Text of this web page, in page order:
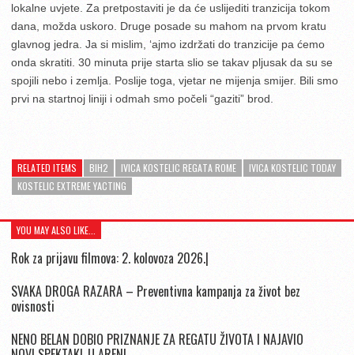
lokalne uvjete. Za pretpostaviti je da će uslijediti tranzicija tokom
dana, možda uskoro. Druge posade su mahom na prvom kratu
glavnog jedra. Ja si mislim, ‘ajmo izdržati do tranzicije pa ćemo
onda skratiti. 30 minuta prije starta slio se takav pljusak da su se
spojili nebo i zemlja. Poslije toga, vjetar ne mijenja smijer. Bili smo
prvi na startnoj liniji i odmah smo počeli “gaziti” brod.
RELATED ITEMS BIH2 IVICA KOSTELIC REGATA ROME
IVICA KOSTELIC TODAY
KOSTELIC EXTREME YACTING
YOU MAY ALSO LIKE...
Rok za prijavu filmova: 2. kolovoza 2026.|
SVAKA DROGA RAZARA – Preventivna kampanja za život bez
ovisnosti
NENO BELAN DOBIO PRIZNANJE ZA REGATU ŽIVOTA I NAJAVIO